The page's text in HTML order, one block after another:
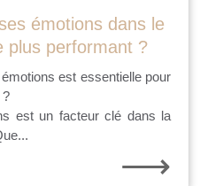
émotions dans le
plus performant ?
est essentielle pour
?
est un facteur clé dans la
⟶